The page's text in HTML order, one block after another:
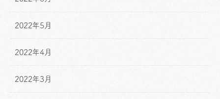
2022年5月
2022年4月
2022年3月